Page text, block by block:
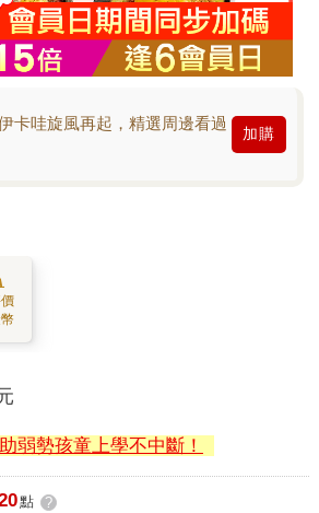
卡哇旋風再起，精選周邊看過
加購
弱勢孩童上學不中斷！
點 ?